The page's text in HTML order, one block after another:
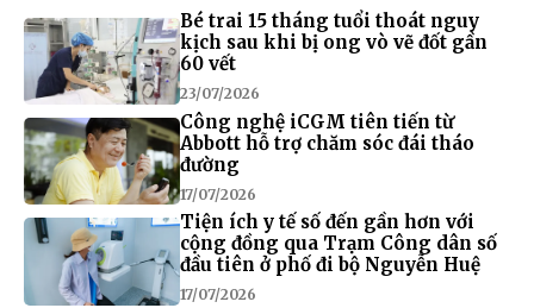
Bé trai 15 tháng tuổi thoát nguy
kịch sau khi bị ong vò vẽ đốt gần
60 vết
23/07/2026
Công nghệ iCGM tiên tiến từ
Abbott hỗ trợ chăm sóc đái tháo
đường
17/07/2026
Tiện ích y tế số đến gần hơn với
cộng đồng qua Trạm Công dân số
đầu tiên ở phố đi bộ Nguyễn Huệ
17/07/2026